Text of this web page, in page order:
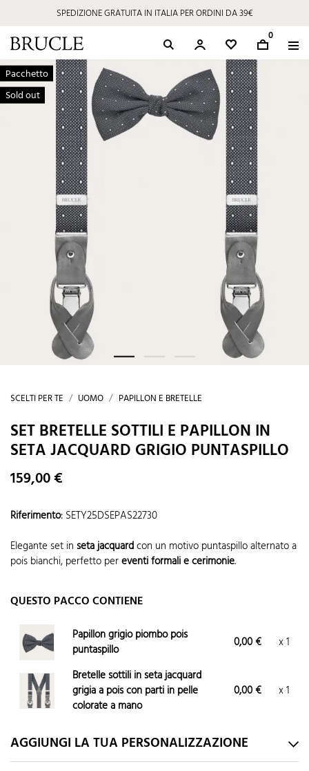
SPEDIZIONE GRATUITA IN ITALIA PER ORDINI DA 39€
0
Pacchetto
Sold out
SCELTI PER TE UOMO PAPILLON E BRETELLE
SET BRETELLE SOTTILI E PAPILLON IN
SETA JACQUARD GRIGIO PUNTASPILLO
159,00 €
Riferimento: SETY25DSEPAS22730
Elegante set in seta jacquardcon un motivo puntaspillo alternato a
pois bianchi, perfetto pereventi formali e cerimonie.
QUESTO PACCO CONTIENE
Papillon grigio piombo pois
puntaspillo
0,00 € x 1
Bretelle sottili in seta jacquard
grigia a pois con parti in pelle
colorate a mano
0,00 € x 1
AGGIUNGI LA TUA PERSONALIZZAZIONE